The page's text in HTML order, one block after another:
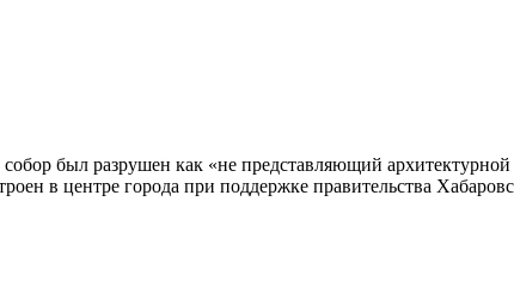
был разрушен как «не представляющий
в центре города при поддержке правительства